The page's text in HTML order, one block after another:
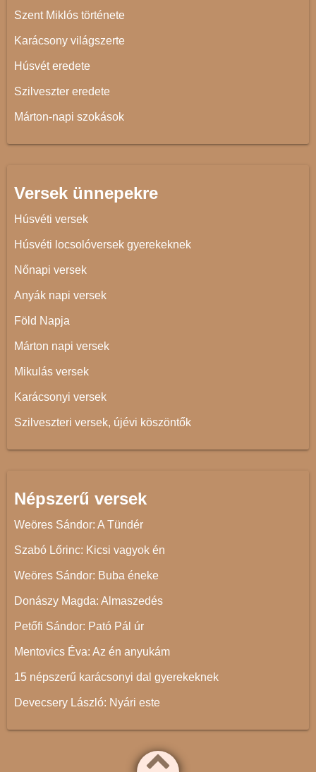
Szent Miklós története
Karácsony világszerte
Húsvét eredete
Szilveszter eredete
Márton-napi szokások
Versek ünnepekre
Húsvéti versek
Húsvéti locsolóversek gyerekeknek
Nőnapi versek
Anyák napi versek
Föld Napja
Márton napi versek
Mikulás versek
Karácsonyi versek
Szilveszteri versek, újévi köszöntők
Népszerű versek
Weöres Sándor: A Tündér
Szabó Lőrinc: Kicsi vagyok én
Weöres Sándor: Buba éneke
Donászy Magda: Almaszedés
Petőfi Sándor: Pató Pál úr
Mentovics Éva: Az én anyukám
15 népszerű karácsonyi dal gyerekeknek
Devecsery László: Nyári este